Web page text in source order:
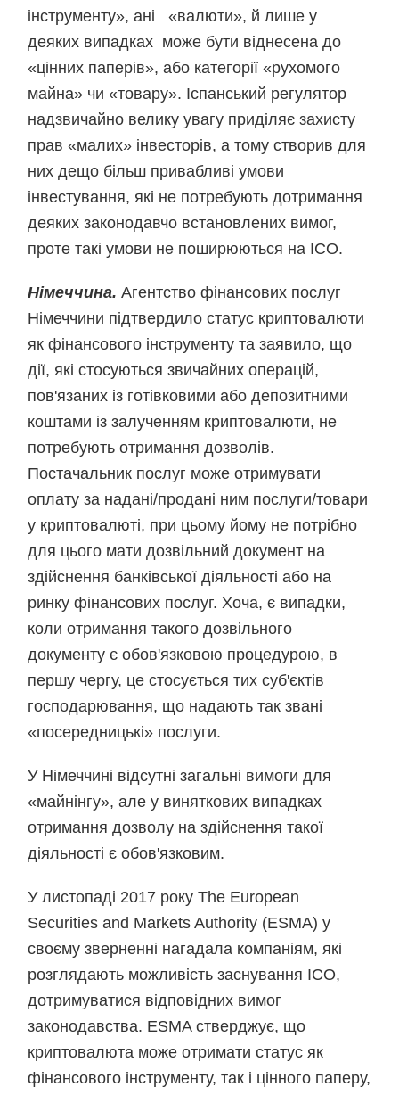
інструменту», ані «валюти», й лише у
деяких випадках може бути віднесена до
«цінних паперів», або категорії «рухомого
майна» чи «товару». Іспанський регулятор
надзвичайно велику увагу приділяє захисту
прав «малих» інвесторів, а тому створив для
них дещо більш привабливі умови
інвестування, які не потребують дотримання
деяких законодавчо встановлених вимог,
проте такі умови не поширюються на ICO.
Німеччина.Агентство фінансових послуг
Німеччини підтвердило статус криптовалюти
як фінансового інструменту та заявило, що
дії, які стосуються звичайних операцій,
пов'язаних із готівковими або депозитними
коштами із залученням криптовалюти, не
потребують отримання дозволів.
Постачальник послуг може отримувати
оплату за надані/продані ним послуги/товари
у криптовалюті, при цьому йому не потрібно
для цього мати дозвільний документ на
здійснення банківської діяльності або на
ринку фінансових послуг. Хоча, є випадки,
коли отримання такого дозвільного
документу є обов'язковою процедурою, в
першу чергу, це стосується тих суб'єктів
господарювання, що надають так звані
«посередницькі» послуги.
У Німеччині відсутні загальні вимоги для
«майнінгу», але у виняткових випадках
отримання дозволу на здійснення такої
діяльності є обов'язковим.
У листопаді 2017 року The European
Securities and Markets Authority (ESMA) у
своєму зверненні нагадала компаніям, які
розглядають можливість заснування ICO,
дотримуватися відповідних вимог
законодавства. ESMA стверджує, що
криптовалюта може отримати статус як
фінансового інструменту, так і цінного паперу,